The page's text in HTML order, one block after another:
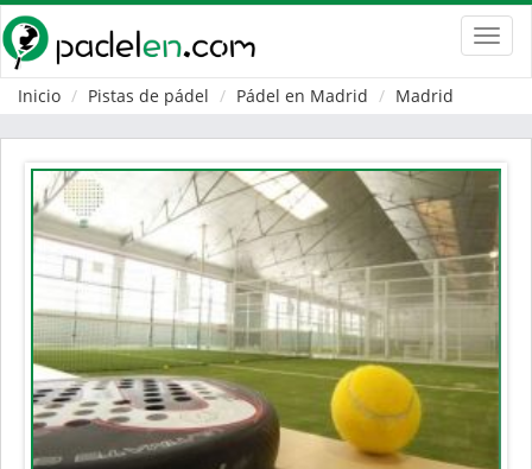
Inicio
Pistas de pádel Pádel en Madrid Madrid